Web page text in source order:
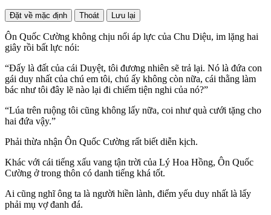
Đặt về mặc định Thoát Lưu lại
Ôn Quốc Cường không chịu nổi áp lực của Chu Diệu, im lặng hai
giây rồi bất lực nói:
“Đấy là đất của cái Duyệt, tôi đương nhiên sẽ trả lại. Nó là đứa con
gái duy nhất của chú em tôi, chú ấy không còn nữa, cái thằng làm
bác như tôi đây lẽ nào lại đi chiếm tiện nghi của nó?”
“Lúa trên ruộng tôi cũng không lấy nữa, coi như quà cưới tặng cho
hai đứa vậy.”
Phải thừa nhận Ôn Quốc Cường rất biết diễn kịch.
Khác với cái tiếng xấu vang tận trời của Lý Hoa Hồng, Ôn Quốc
Cường ở trong thôn có danh tiếng khá tốt.
Ai cũng nghĩ ông ta là người hiền lành, điểm yếu duy nhất là lấy
phải mụ vợ đanh đá.